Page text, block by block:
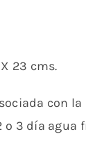
23 cms.
con
o 3 día agua